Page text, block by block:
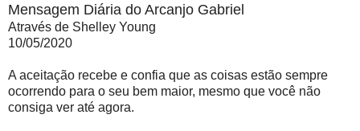
Mensagem Diária do Arcanjo Gabriel
Através de Shelley Young
10/05/2020
A aceitação recebe e confia que as coisas estão sempre
ocorrendo para o seu bem maior, mesmo que você não
consiga ver até agora.